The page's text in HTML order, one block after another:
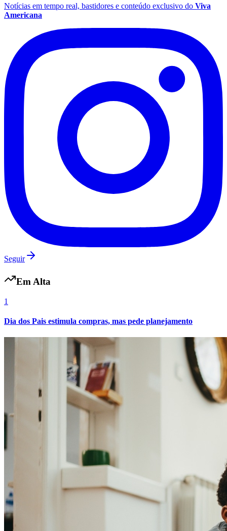
Notícias em tempo real, bastidores e conteúdo exclusivo do Viva
Americana
Seguir
Em Alta
1
Dia dos Pais estimula compras, mas pede planejamento